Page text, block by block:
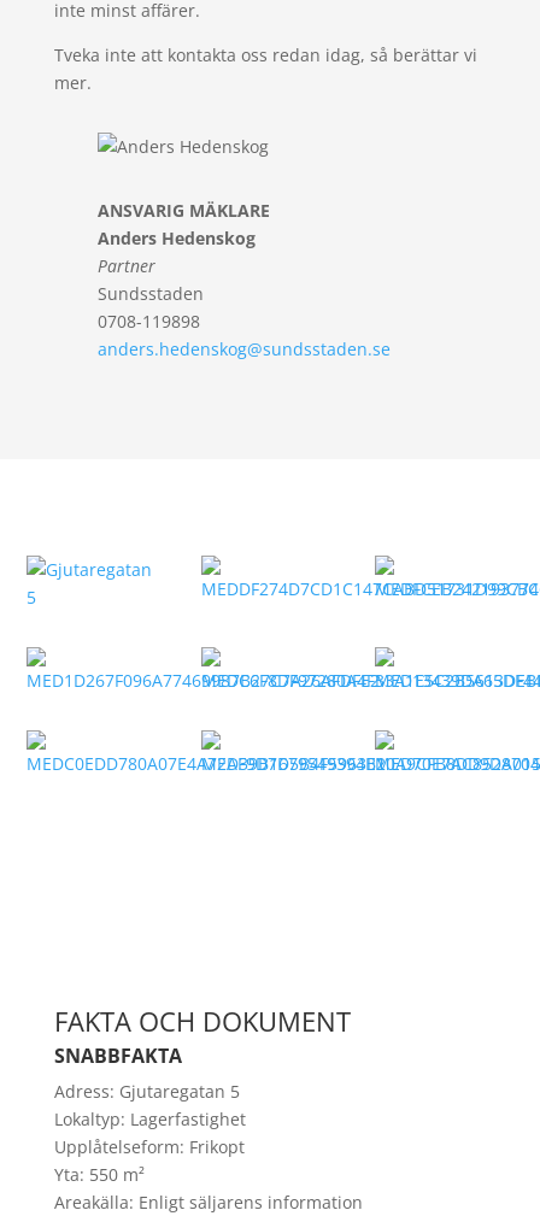
inte minst affärer.
Tveka inte att kontakta oss redan idag, så berättar vi
mer.
ANSVARIG MÄKLARE
Anders Hedenskog
Partner
Sundsstaden
0708-119898
anders.hedenskog@sundsstaden.se
FAKTA OCH DOKUMENT
SNABBFAKTA
Adress: Gjutaregatan 5
Lokaltyp: Lagerfastighet
Upplåtelseform: Frikopt
Yta: 550 m²
Areakälla: Enligt säljarens information